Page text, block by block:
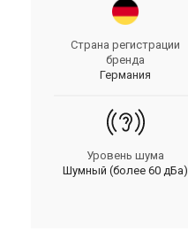
Страна регистрации
бренда
Германия
Уровень шума
Шумный (более 60 дБа)